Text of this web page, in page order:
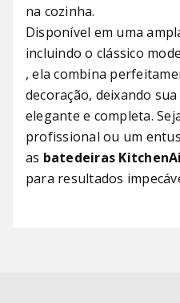
na cozinha.
Disponível em uma
incluindo o clássico
, ela combina
decoração, deixando
elegante e completa.
profissional ou um
as batedeiras
para resultados